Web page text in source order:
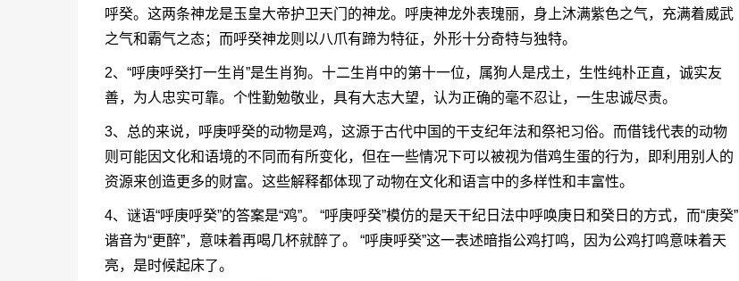
呼癸。这两条神龙是玉皇大帝护卫天门的神龙。呼庚神龙外表瑰丽，身上沐满紫色之气，充满着威武
之气和霸气之态；而呼癸神龙则以八爪有蹄为特征，外形十分奇特与独特。
2、“呼庚呼癸打一生肖”是生肖狗。十二生肖中的第十一位，属狗人是戌土，生性纯朴正直，诚实友
善，为人忠实可靠。个性勤勉敬业，具有大志大望，认为正确的毫不忍让，一生忠诚尽责。
3、总的来说，呼庚呼癸的动物是鸡，这源于古代中国的干支纪年法和祭祀习俗。而借钱代表的动物
则可能因文化和语境的不同而有所变化，但在一些情况下可以被视为借鸡生蛋的行为，即利用别人的
资源来创造更多的财富。这些解释都体现了动物在文化和语言中的多样性和丰富性。
4、谜语“呼庚呼癸”的答案是“鸡”。 “呼庚呼癸”模仿的是天干纪日法中呼唤庚日和癸日的方式，而“庚癸”
谐音为“更醉”，意味着再喝几杯就醉了。 “呼庚呼癸”这一表述暗指公鸡打鸣，因为公鸡打鸣意味着天
亮，是时候起床了。